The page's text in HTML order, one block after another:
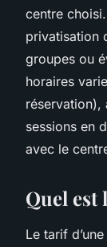
centre
privatisation
groupes ou
horaires
réservation),
sessions en
avec le
Quel est
Le tarif